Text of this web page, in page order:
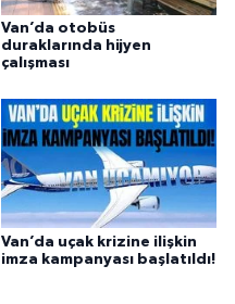
Van’da otobüs
duraklarında hijyen
çalışması
Van’da uçak krizine ilişkin
imza kampanyası başlatıldı!